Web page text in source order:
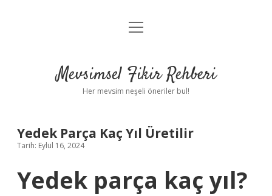
Anasayfa
Yasal Uyarı
menüyü
Mevsimsel Fikir Rehberi
Her mevsim neşeli öneriler bul!
Yedek Parça Kaç Yıl Üretilir
Tarih: Eylül 16, 2024
Yedek parça kaç yıl?